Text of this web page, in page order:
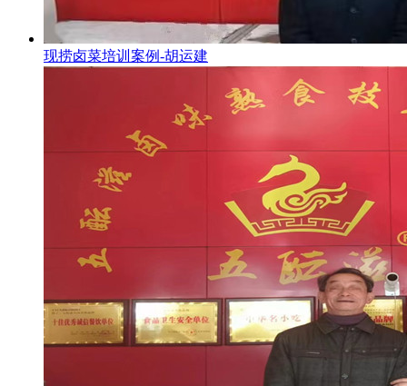
现捞卤菜培训案例-胡运建